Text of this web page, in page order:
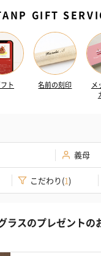
GIFT
ト 名前の刻印
メ
義母
こだわり(1)
ラスのプレゼントの